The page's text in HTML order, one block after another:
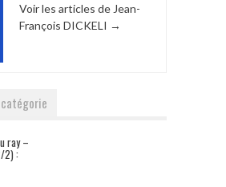
Voir les articles de Jean-
François DICKELI →
catégorie
ray –
2) :